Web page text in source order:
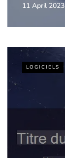
11 April 2023
LOGICIELS